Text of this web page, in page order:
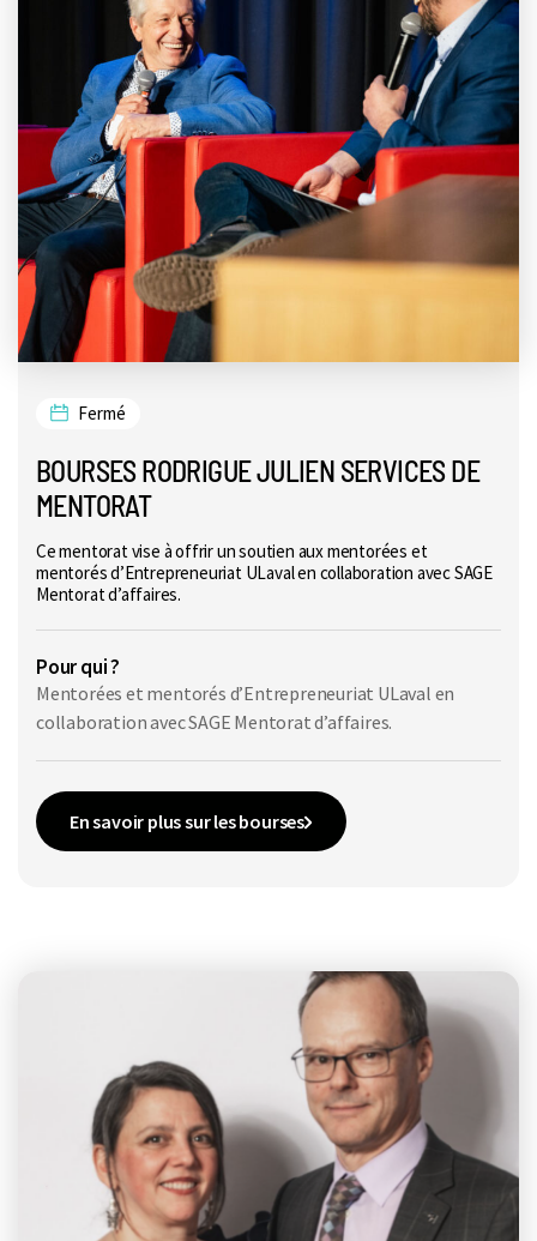
Fermé
BOURSES RODRIGUE JULIEN SERVICES DE
MENTORAT
Ce mentorat vise à offrir un soutien aux mentorées et
mentorés d’Entrepreneuriat ULaval en collaboration avec SAGE
Mentorat d’affaires.
Pour qui ?
Mentorées et mentorés d’Entrepreneuriat ULaval en
collaboration avec SAGE Mentorat d’affaires.
En savoir plus sur les bourses